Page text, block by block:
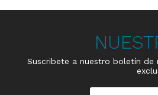
Suscribete a nuestro boletín